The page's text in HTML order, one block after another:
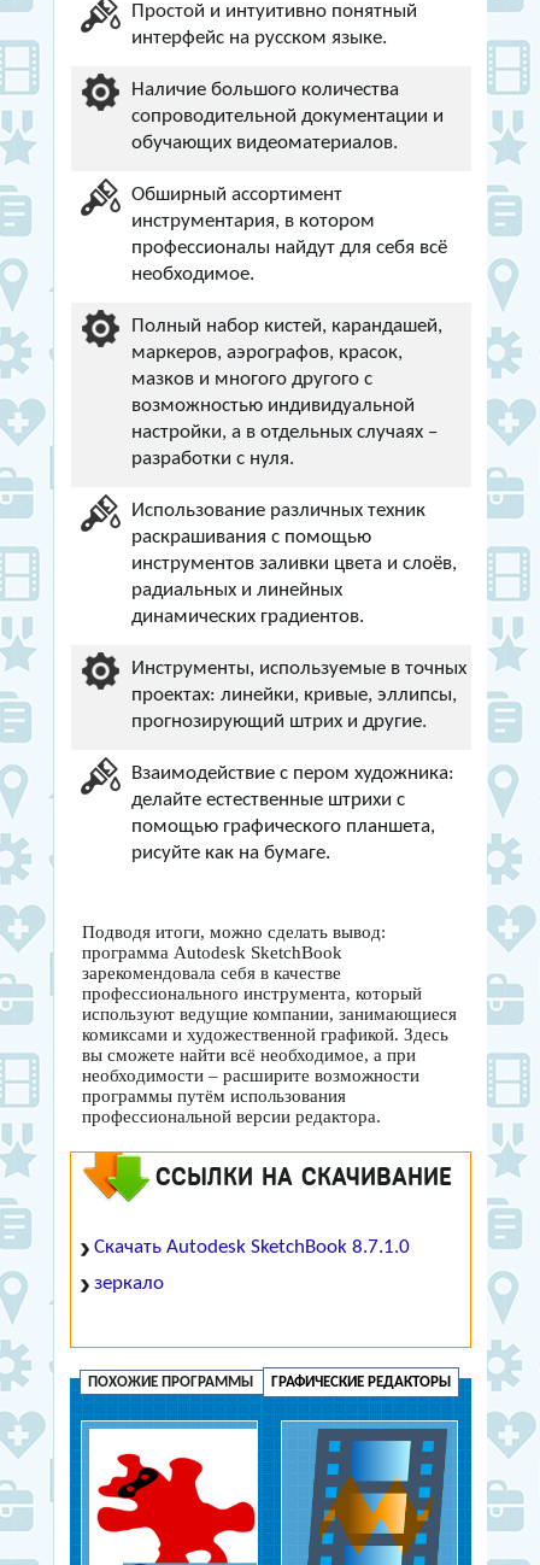
Простой и интуитивно понятный
интерфейс на русском языке.
Наличие большого количества
сопроводительной документации и
обучающих видеоматериалов.
Обширный ассортимент
инструментария, в котором
профессионалы найдут для себя всё
необходимое.
Полный набор кистей, карандашей,
маркеров, аэрографов, красок,
мазков и многого другого с
возможностью индивидуальной
настройки, а в отдельных случаях –
разработки с нуля.
Использование различных техник
раскрашивания с помощью
инструментов заливки цвета и слоёв,
радиальных и линейных
динамических градиентов.
Инструменты, используемые в точных
проектах: линейки, кривые, эллипсы,
прогнозирующий штрих и другие.
Взаимодействие с пером художника:
делайте естественные штрихи с
помощью графического планшета,
рисуйте как на бумаге.
Подводя итоги, можно сделать вывод:
программа Autodesk SketchBook
зарекомендовала себя в качестве
профессионального инструмента, который
используют ведущие компании, занимающиеся
комиксами и художественной графикой. Здесь
вы сможете найти всё необходимое, а при
необходимости – расширите возможности
программы путём использования
профессиональной версии редактора.
ССЫЛКИ НА СКАЧИВАНИЕ
Скачать Autodesk SketchBook 8.7.1.0
зеркало
ПОХОЖИЕ ПРОГРАММЫ ГРАФИЧЕСКИЕ РЕДАКТОРЫ